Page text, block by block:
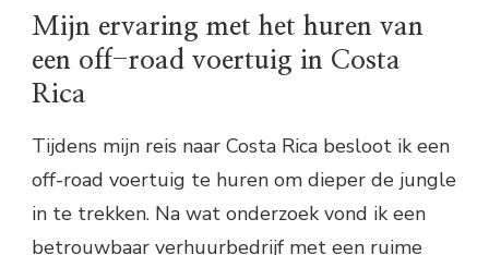
Mijn ervaring met het huren van
een off-road voertuig in Costa
Rica
Tijdens mijn reis naar Costa Rica besloot ik een
off-road voertuig te huren om dieper de jungle
in te trekken. Na wat onderzoek vond ik een
betrouwbaar verhuurbedrijf met een ruime